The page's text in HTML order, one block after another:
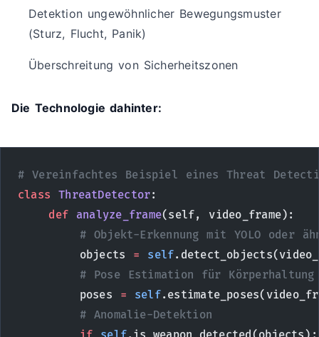
Detektion ungewöhnlicher Bewegungsmuster
(Sturz, Flucht, Panik)
Überschreitung von Sicherheitszonen
Die Technologie dahinter:
# Vereinfachtes Beispiel eines Threat
class ThreatDetector:
    def
analyze_frame(self, video_frame):
# Objekt-Erkennung mit YOLO oder
        objects
= self
        # Pose Estimation für Körperhaltung
        poses
= self
        # Anomalie-Detektion